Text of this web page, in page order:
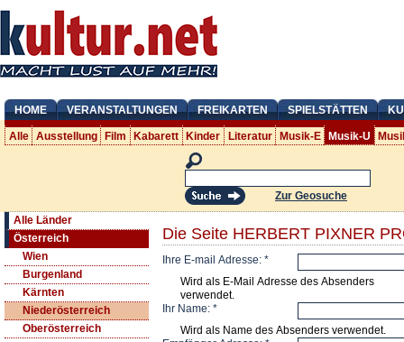
HOME VERANSTALTUNGEN FREIKARTEN SPIELSTÄTTEN
Alle Ausstellung Film Kabarett Kinder Literatur Musik-E Musik-U
Zur Geosuche
Alle Länder
Österreich
Wien
Burgenland
Kärnten
Niederösterreich
Oberösterreich
Die Seite HERBERT PIXNER
Ihre E-mail Adresse: *
Wird als E-Mail Adresse des Absenders
verwendet.
Ihr Name: *
Wird als Name des Absenders verwendet.